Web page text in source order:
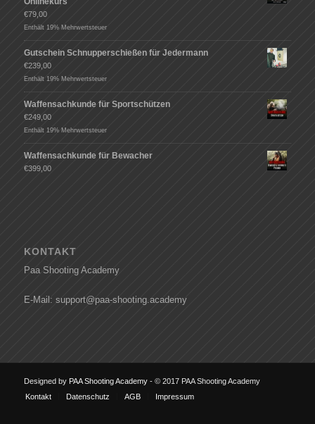
€79,00
Enthält 19% Mehrwertsteuer
Gutschein Schnupperschießen für Jedermann
€239,00
Enthält 19% Mehrwertsteuer
Waffensachkunde für Sportschützen
€249,00
Enthält 19% Mehrwertsteuer
Waffensachkunde für Bewacher
€399,00
KONTAKT
Paa Shooting Academy
E-Mail: support@paa-shooting.academy
Designed by PAA Shooting Academy- © 2017 PAA Shooting Academy
Kontakt
Datenschutz AGB Impressum